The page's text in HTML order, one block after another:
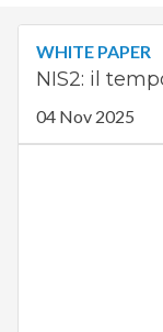
WHITE PAPER
NIS2: il
04 Nov 2025